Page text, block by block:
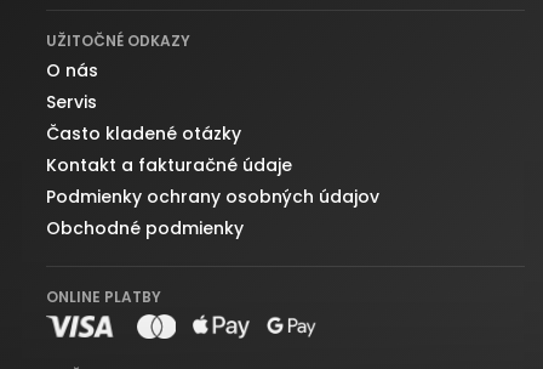
UŽITOČNÉ ODKAZY
O nás
Servis
Často kladené otázky
Kontakt a fakturačné údaje
Podmienky ochrany osobných údajov
Obchodné podmienky
ONLINE PLATBY